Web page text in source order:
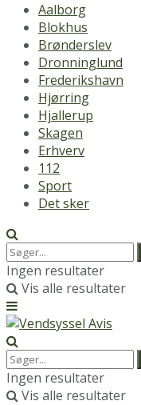
Aalborg
Blokhus
Brønderslev
Dronninglund
Frederikshavn
Hjørring
Hjallerup
Skagen
Erhverv
112
Sport
Det sker
Ingen resultater
Vis alle resultater
Ingen resultater
Vis alle resultater